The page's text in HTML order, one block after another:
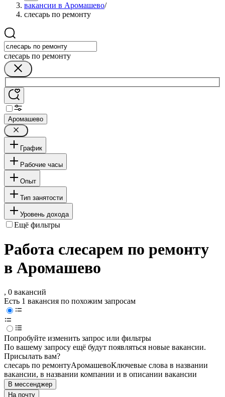
вакансии в Аромашево/
слесарь по ремонту
слесарь по ремонту
Аромашево
График
Рабочие часы
Опыт
Тип занятости
Уровень дохода
Ещё фильтры
Работа слесарем по ремонту
в Аромашево
, 0 вакансий
Есть 1 вакансия по похожим запросам
Попробуйте изменить запрос или фильтры
По вашему запросу ещё будут появляться новые вакансии.
Присылать вам?
слесарь по ремонтуАромашевоКлючевые слова в названии
вакансии, в названии компании и в описании вакансии
В мессенджер
На почту